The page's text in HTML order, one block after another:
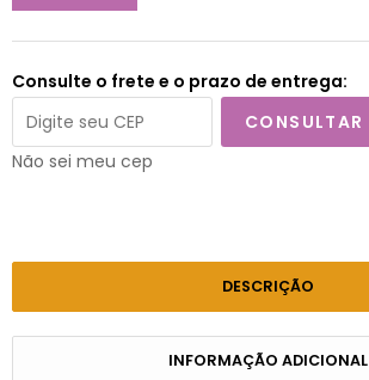
Consulte o frete e o prazo de entrega:
CONSULTAR
Não sei meu cep
DESCRIÇÃO
INFORMAÇÃO ADICIONAL